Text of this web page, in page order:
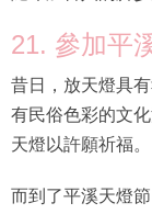
21. 參加平
昔日，放天燈具
有民俗色彩的文
天燈以許願祈福。
而到了平溪天燈